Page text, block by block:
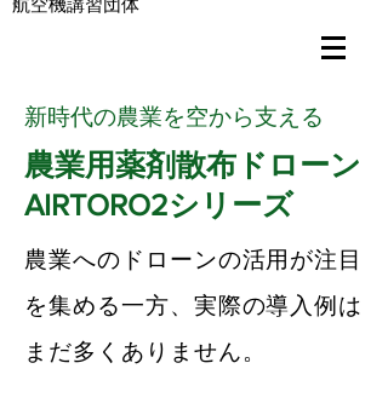
航空機講習団体
新時代の農業を空から支える
農業用薬剤散布ドローン
AIRTORO2シリーズ
農業へのドローンの活用が注目
を集める一方、実際の導入例は
まだ多くありません。